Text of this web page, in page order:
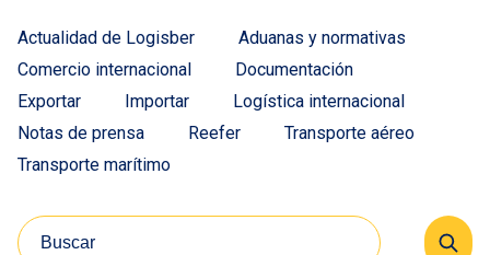
Actualidad de Logisber
Aduanas y normativas
Comercio internacional
Documentación
Exportar
Importar
Logística internacional
Notas de prensa
Reefer
Transporte aéreo
Transporte marítimo